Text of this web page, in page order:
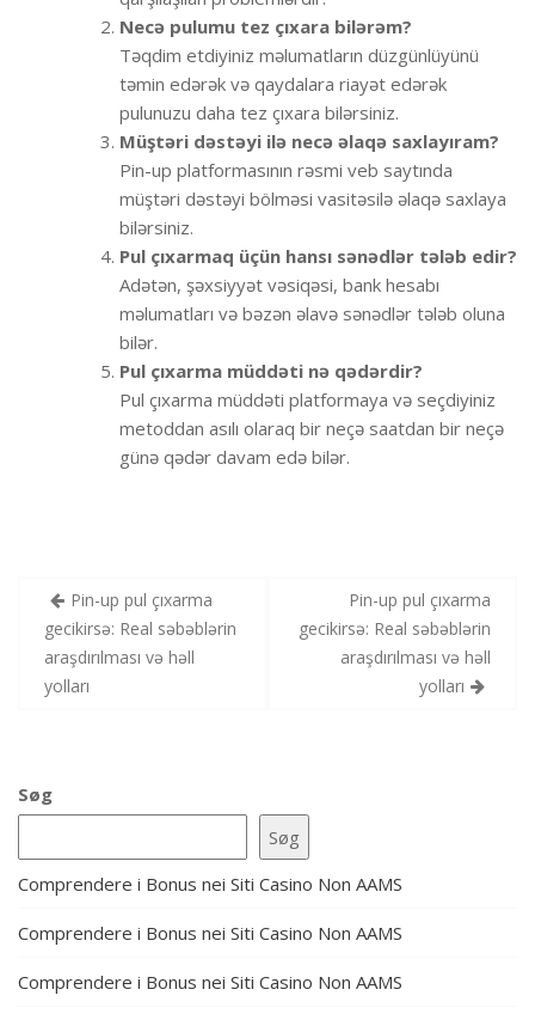
Necə pulumu tez çıxara bilərəm?
Təqdim etdiyiniz məlumatların düzgünlüyünü
təmin edərək və qaydalara riayət edərək
pulunuzu daha tez çıxara bilərsiniz.
Müştəri dəstəyi ilə necə əlaqə saxlayıram?
Pin-up platformasının rəsmi veb saytında
müştəri dəstəyi bölməsi vasitəsilə əlaqə saxlaya
bilərsiniz.
Pul çıxarmaq üçün hansı sənədlər tələb edir?
Adətən, şəxsiyyət vəsiqəsi, bank hesabı
məlumatları və bəzən əlavə sənədlər tələb oluna
bilər.
Pul çıxarma müddəti nə qədərdir?
Pul çıxarma müddəti platformaya və seçdiyiniz
metoddan asılı olaraq bir neçə saatdan bir neçə
günə qədər davam edə bilər.
Indlægsnavigation
Pin-up pul çıxarma
gecikirsə: Real səbəblərin
araşdırılması və həll
yolları
Pin-up pul çıxarma
gecikirsə: Real səbəblərin
araşdırılması və həll
yolları
Søg
Søg
Comprendere i Bonus nei Siti Casino Non AAMS
Comprendere i Bonus nei Siti Casino Non AAMS
Comprendere i Bonus nei Siti Casino Non AAMS